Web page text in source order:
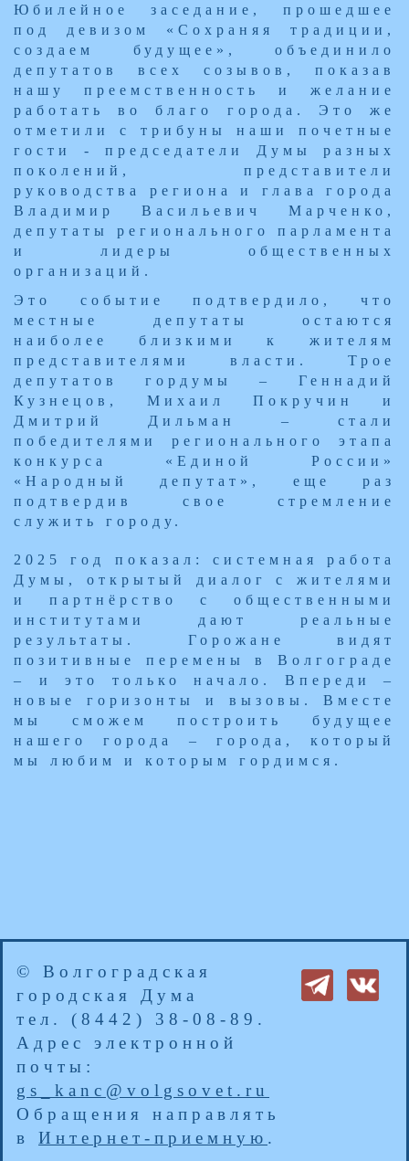
Юбилейное заседание, прошедшее
под девизом «Сохраняя традиции,
создаем будущее», объединило
депутатов всех созывов, показав
нашу преемственность и желание
работать во благо города. Это же
отметили с трибуны наши почетные
гости - председатели Думы разных
поколений, представители
руководства региона и глава города
Владимир Васильевич Марченко,
депутаты регионального парламента
и лидеры общественных
организаций.
Это событие подтвердило, что
местные депутаты остаются
наиболее близкими к жителям
представителями власти. Трое
депутатов гордумы – Геннадий
Кузнецов, Михаил Покручин и
Дмитрий Дильман – стали
победителями регионального этапа
конкурса «Единой России»
«Народный депутат», еще раз
подтвердив свое стремление
служить городу.
​2025 год показал: системная работа
Думы, открытый диалог с жителями
и партнёрство с общественными
институтами дают реальные
результаты. Горожане видят
позитивные перемены в Волгограде
– и это только начало. Впереди –
новые горизонты и вызовы. Вместе
мы сможем построить будущее
нашего города – города, который
мы любим и которым гордимся.​
© Волгоградская
городская Дума
тел. (8442) 38-08-89.
Адрес электронной
почты:
gs_kanc@volgsovet.ru
Обращения направлять
в Интернет-приемную .